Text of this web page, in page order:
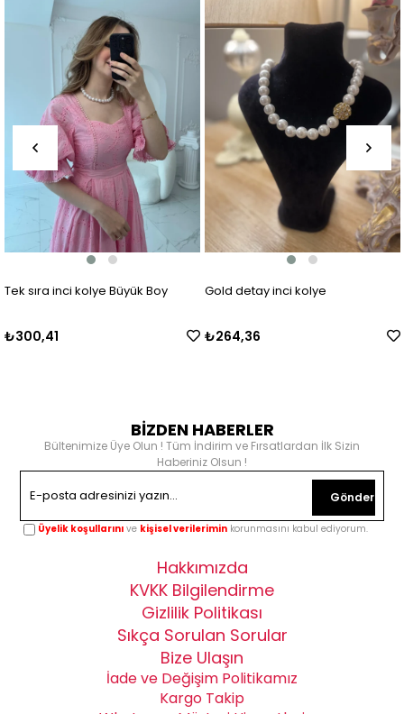
Tek sıra inci kolye Büyük Boy
₺300,41
Gold detay inci kolye
₺264,36
BİZDEN HABERLER
Bültenimize Üye Olun ! Tüm İndirim ve Fırsatlardan İlk Sizin
Haberiniz Olsun !
Gönder
Üyelik koşullarını ve kişisel verilerimin korunmasını kabul ediyorum.
Hakkımızda
KVKK Bilgilendirme
Gizlilik Politikası
Sıkça Sorulan Sorular
Bize Ulaşın
İade ve Değişim Politikamız
Kargo Takip